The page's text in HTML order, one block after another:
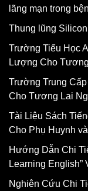
lãng mạn trong
Thung lũng
Trường Tiểu Học
Lượng Cho
Trường Trung
Cho Tương Lai
Tài Liệu Sách
Cho Phụ Huynh
Hướng Dẫn Chi
Learning
Nghiên Cứu Chi